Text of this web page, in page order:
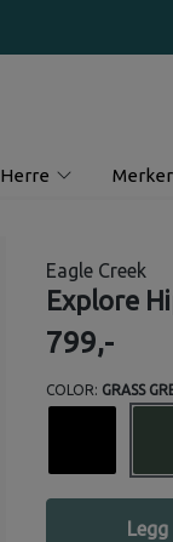
Herre Merker
Eagle Creek
Explore
799,-
COLOR: GRASS